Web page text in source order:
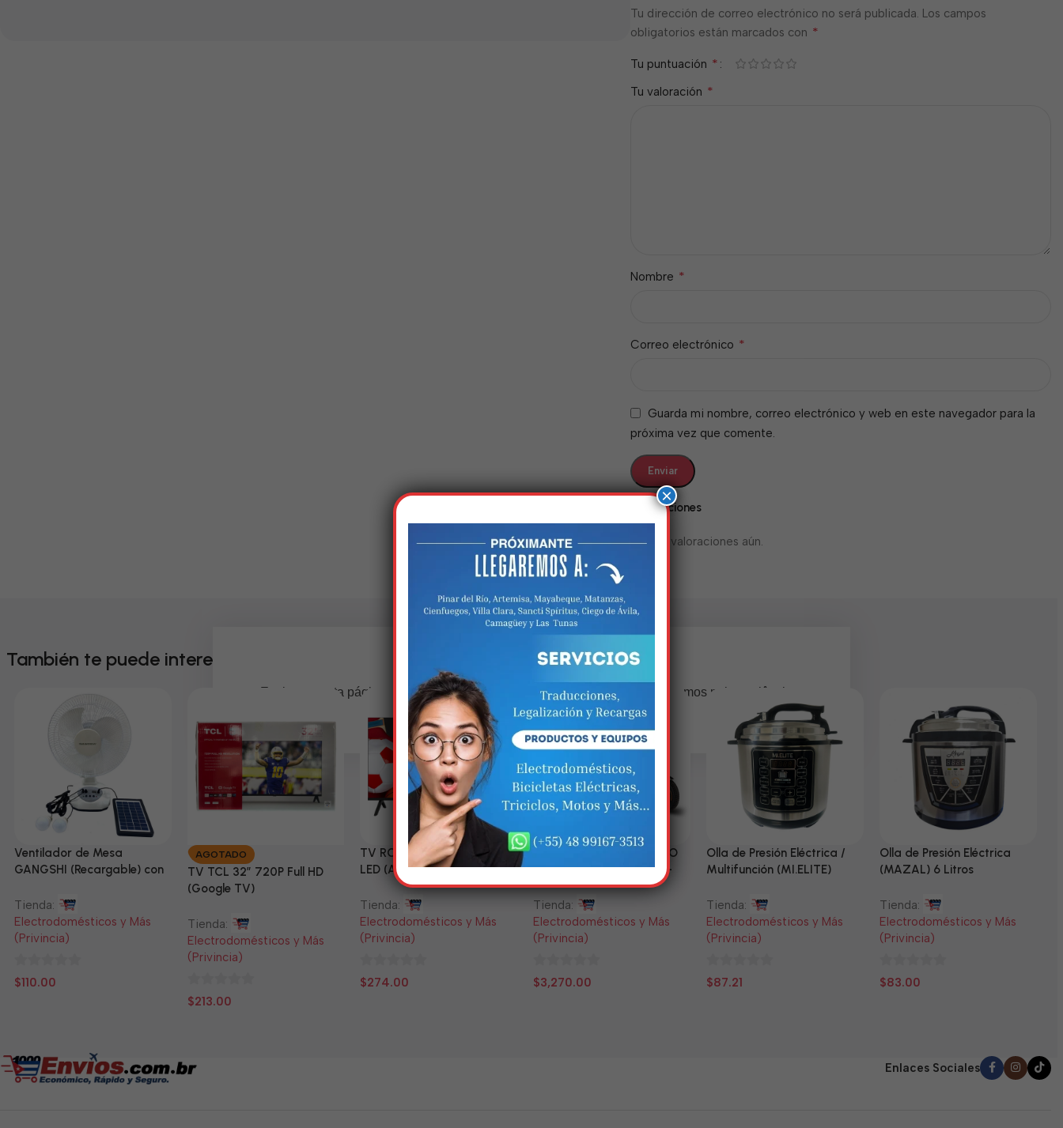
Valoraciones
No hay valoraciones aún.
Tu dirección de correo electrónico no será publicada. Los campos
obligatorios están marcados con *
Tu puntuación *
Tu valoración *
Nombre *
Correo electrónico *
Guarda mi nombre, correo electrónico y web en este navegador para la
próxima vez que comente.
También te puede interesar
Ventilador de Mesa
GANGSHI (Recargable) con
Tienda:
Electrodomésticos y Más
(Privincia)
0
$110.00
AGOTADO
TV TCL 32” 720P Full HD
(Google TV)
Tienda:
Electrodomésticos y Más
(Privincia)
0
$213.00
TV RCA 43” 1080P Full HD
LED (Android Smart TV)
Tienda:
Electrodomésticos y Más
(Privincia)
0
$274.00
Triciclo Eléctrico (MODELO
ZJ150-R) 60V/45~52AH-
1200W
Tienda:
Electrodomésticos y Más
(Privincia)
0
$3,270.00
Olla de Presión Eléctrica /
Multifunción (MI.ELITE)
Tienda:
Electrodomésticos y Más
(Privincia)
0
$87.21
Olla de Presión Eléctrica
(MAZAL) 6 Litros
Tienda:
Electrodomésticos y Más
(Privincia)
0
$83.00
Enlaces Sociales
×
Estamos trabalhando nisso!
Em breve, esta página estará disponível com novidades incríveis. Agradecemos pela paciência e
compreensão.